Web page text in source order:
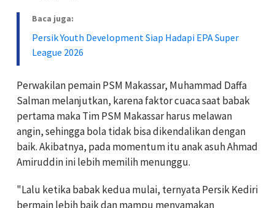
Baca juga:
Persik Youth Development Siap Hadapi EPA Super
League 2026
Perwakilan pemain PSM Makassar, Muhammad Daffa
Salman melanjutkan, karena faktor cuaca saat babak
pertama maka Tim PSM Makassar harus melawan
angin, sehingga bola tidak bisa dikendalikan dengan
baik. Akibatnya, pada momentum itu anak asuh Ahmad
Amiruddin ini lebih memilih menunggu.
"Lalu ketika babak kedua mulai, ternyata Persik Kediri
bermain lebih baik dan mampu menyamakan